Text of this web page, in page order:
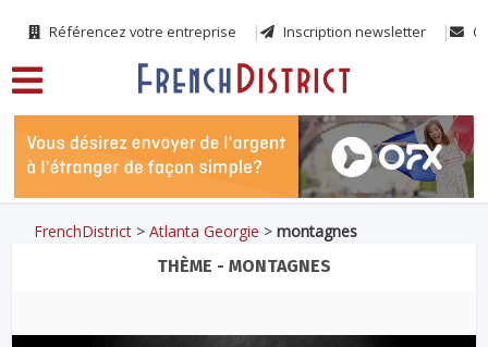
Référencez votre entreprise Inscription newsletter
FrenchDistrict >Atlanta Georgie >montagnes
THÈME - MONTAGNES